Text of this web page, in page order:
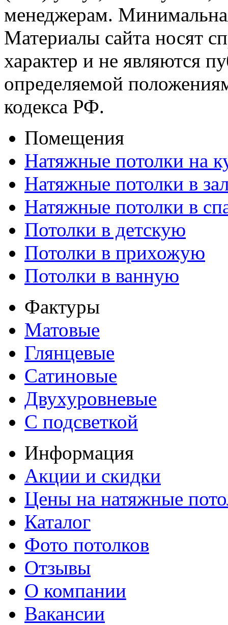
менеджерам.
Материалы сайта носят
характер и не являются
определяемой
кодекса РФ.
Помещения
Натяжные потолки на
Натяжные потолки в
Натяжные потолки в
Потолки в детскую
Потолки в прихожую
Потолки в ванную
Фактуры
Матовые
Глянцевые
Сатиновые
Двухуровневые
С подсветкой
Информация
Акции и скидки
Цены на натяжные
Каталог
Фото потолков
Отзывы
О компании
Вакансии